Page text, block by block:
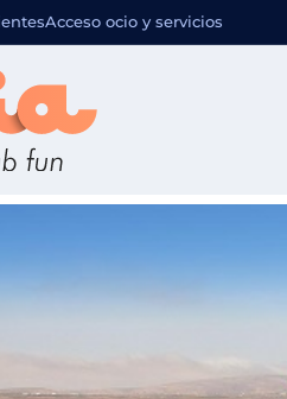
Acceso ocio y servicios
Costa Teguise